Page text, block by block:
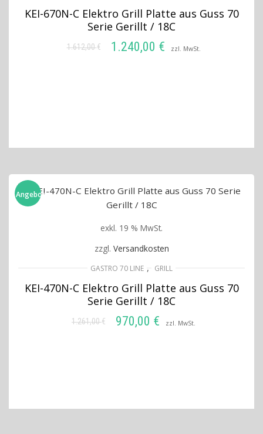
KEI-670N-C Elektro Grill Platte aus Guss 70
Serie Gerillt / 18C
1.612,00€
Ursprünglicher
1.240,00 €
Aktueller
zzl. MwSt.
Angebot!
exkl. 19 % MwSt.
zzgl. Versandkosten
GASTRO 70 LINE , GRILL
KEI-470N-C Elektro Grill Platte aus Guss 70
Serie Gerillt / 18C
1.261,00€
Ursprünglicher
970,00 €
Aktueller
zzl. MwSt.